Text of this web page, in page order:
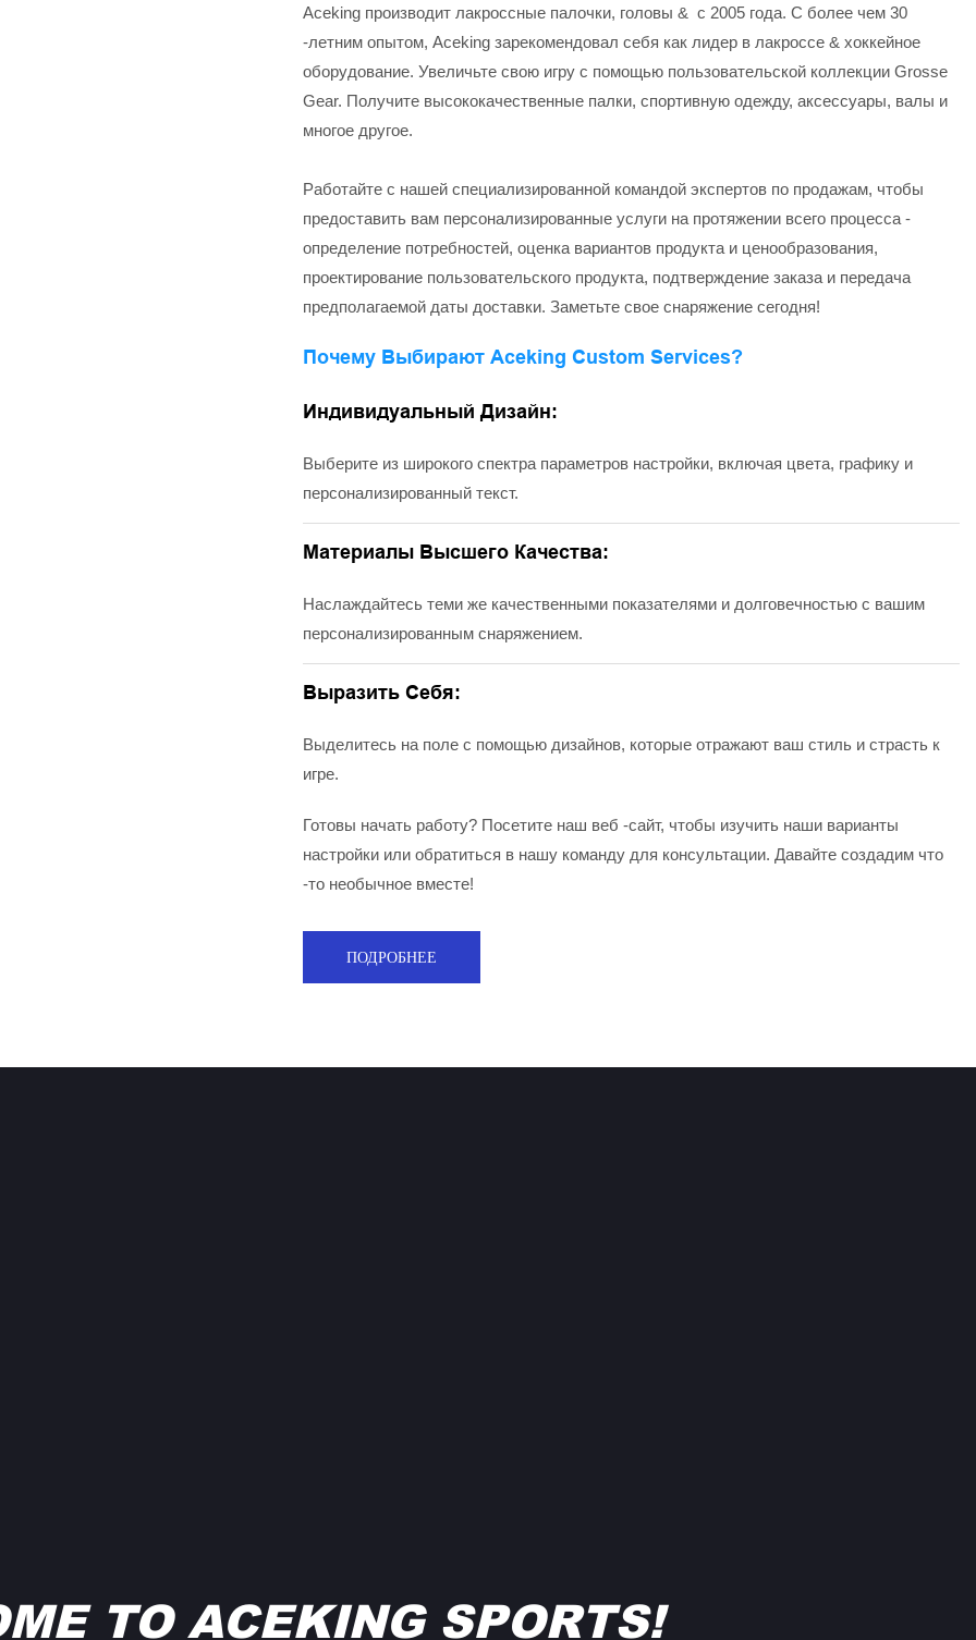
Aceking производит лакроссные палочки, головы & с 2005 года. С более чем 30
-летним опытом, Aceking зарекомендовал себя как лидер в лакроссе & хоккейное
оборудование. Увеличьте свою игру с помощью пользовательской коллекции Grosse
Gear. Получите высококачественные палки, спортивную одежду, аксессуары, валы и
многое другое.
Работайте с нашей специализированной командой экспертов по продажам, чтобы
предоставить вам персонализированные услуги на протяжении всего процесса -
определение потребностей, оценка вариантов продукта и ценообразования,
проектирование пользовательского продукта, подтверждение заказа и передача
предполагаемой даты доставки. Заметьте свое снаряжение сегодня!
Почему Выбирают Aceking Custom Services?
Индивидуальный Дизайн:
Выберите из широкого спектра параметров настройки, включая цвета, графику и
персонализированный текст.
Материалы Высшего Качества:
Наслаждайтесь теми же качественными показателями и долговечностью с вашим
персонализированным снаряжением.
Выразить Себя:
Выделитесь на поле с помощью дизайнов, которые отражают ваш стиль и страсть к
игре.
Готовы начать работу? Посетите наш веб -сайт, чтобы изучить наши варианты
настройки или обратиться в нашу команду для консультации. Давайте создадим что
-то необычное вместе!
ПОДРОБНЕЕ
TO ACEKING SPORTS!